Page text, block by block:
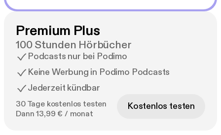
Premium Plus
100 Stunden Hörbücher
Podcasts nur bei Podimo
Keine Werbung in Podimo Podcasts
Jederzeit kündbar
30 Tage kostenlos testen
Dann 13,99 € / monat
Kostenlos testen